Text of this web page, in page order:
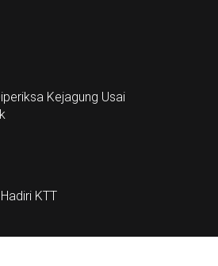
Kejagung Usai
KTT